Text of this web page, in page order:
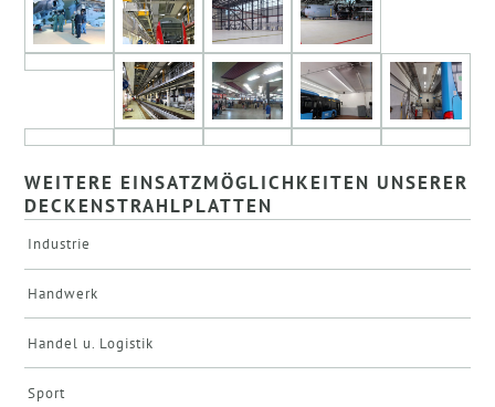
WEITERE EINSATZMÖGLICHKEITEN UNSERER
DECKENSTRAHLPLATTEN
Industrie
Handwerk
Handel u. Logistik
Sport